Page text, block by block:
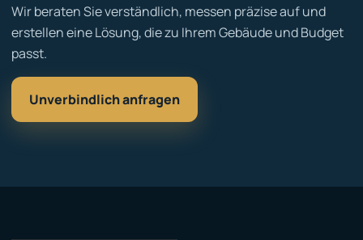
Wir beraten Sie verständlich, messen präzise auf und
erstellen eine Lösung, die zu Ihrem Gebäude und Budget
passt.
Unverbindlich anfragen